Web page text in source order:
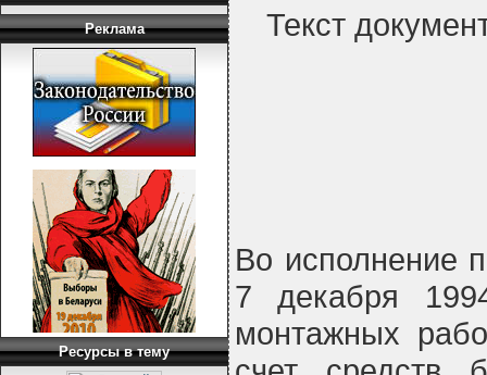
Реклама
Ресурсы в тему
Текст
Во исполнение
7 декабря
монтажных